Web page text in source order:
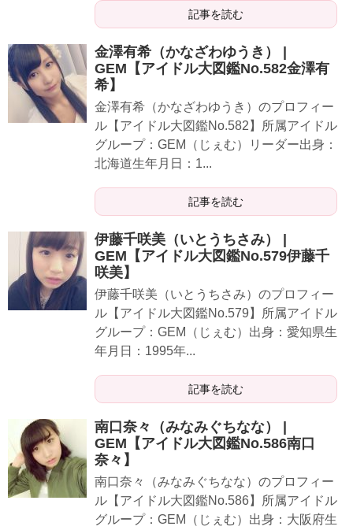
記事を読む
金澤有希（かなざわゆうき） |
GEM【アイドル大図鑑No.582金澤有
希】
金澤有希（かなざわゆうき）のプロフィー
ル【アイドル大図鑑No.582】所属アイドル
グループ：GEM（じぇむ）リーダー出身：
北海道生年月日：1...
記事を読む
伊藤千咲美（いとうちさみ） |
GEM【アイドル大図鑑No.579伊藤千
咲美】
伊藤千咲美（いとうちさみ）のプロフィー
ル【アイドル大図鑑No.579】所属アイドル
グループ：GEM（じぇむ）出身：愛知県生
年月日：1995年...
記事を読む
南口奈々（みなみぐちなな） |
GEM【アイドル大図鑑No.586南口
奈々】
南口奈々（みなみぐちなな）のプロフィー
ル【アイドル大図鑑No.586】所属アイドル
グループ：GEM（じぇむ）出身：大阪府生